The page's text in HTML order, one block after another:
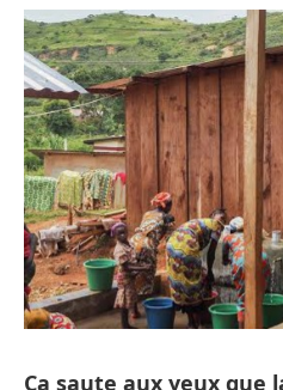
Ça saute aux yeux que